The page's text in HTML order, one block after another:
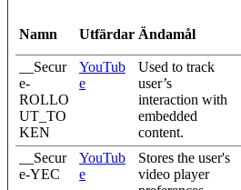
Namn UtfärdareÄndamål
__Secur
e-
ROLLO
UT_TO
KEN
YouTub
e
Used to track
user’s
interaction with
embedded
content.
__Secur
e-YEC
YouTub
e
Stores the user's
video player